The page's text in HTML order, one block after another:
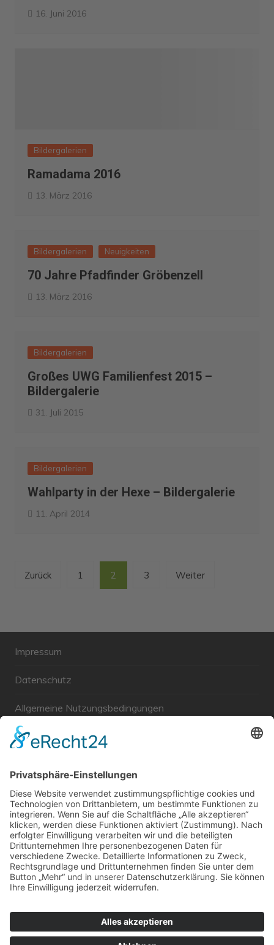
16. Juni 2016
Bildergalerien
Ramadama 2016
13. März 2016
Bildergalerien Neuigkeiten
70 Jahre Pfadfinder Gröbenzell
13. März 2016
Bildergalerien
Großes UWG Familienfest 2015 –
Bildergalerie
31. Juli 2015
Bildergalerien
Wahlparty in der Hexe – Bildergalerie
11. April 2014
Seitennummerierung
Zurück 1 2 3 Weiter
Impressum
Datenschutz
Allgemeine Nutzungsbedingungen
Links
Unabhängige WählerGemeinschaft Gröbenzell
Wir sind ein Querschnitt der Gesellschaft bezüglich des
Alters, der Berufe, Herkunft, Interessen und Ansichten.
Bei uns kann man nicht Mitglied werden und wir haben
keine starren Strukturen, aber dafür viel Energie und
Bei uns kann jeder Mensch mitmachen!